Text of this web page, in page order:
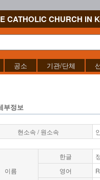
CATHOLIC CHURCH IN
공소 기관/단체
부정보
현소속 / 원소속
이름
한글
영어